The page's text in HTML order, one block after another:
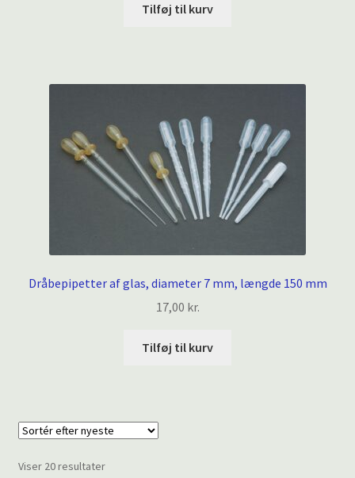
Tilføj til kurv
Dråbepipetter af glas, diameter 7 mm, længde 150 mm
17,00 kr.
Tilføj til kurv
Viser 20 resultaterSorteret